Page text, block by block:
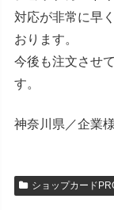
対応が非常に早
おります。
今後も注文させ
す。
神奈川県／企業様
ショップカード